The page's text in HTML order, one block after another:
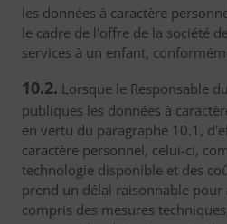
les données à caractère
le cadre de l'offre de la société
services à un enfant,
10.2. Lorsque le Responsable
publiques les données à
en vertu du paragraphe 10.1,
caractère personnel, celui-ci,
technologie disponible et des
prend un délai raisonnable
compris des mesures